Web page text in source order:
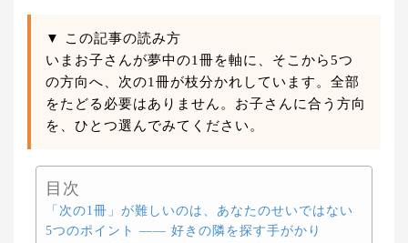
▼ この記事の読み方
いまお子さんが夢中の1冊を軸に、そこから5つ
の方向へ、次の1冊が枝分かれしています。全部
をたどる必要はありません。お子さんに合う方向
を、ひとつ選んでみてください。
目次
「次の1冊」が難しいのは、あなたのせいではない
5つのポイント ―― 好きの隣を探す手がかり